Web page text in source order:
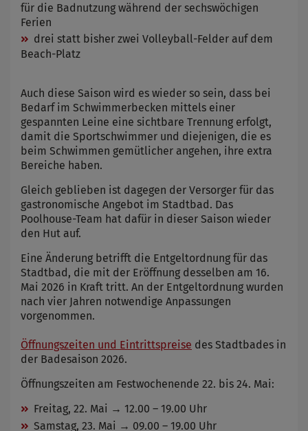
für die Badnutzung während der sechswöchigen
Ferien
drei statt bisher zwei Volleyball-Felder auf dem
Beach-Platz
Auch diese Saison wird es wieder so sein, dass bei
Bedarf im Schwimmerbecken mittels einer
gespannten Leine eine sichtbare Trennung erfolgt,
damit die Sportschwimmer und diejenigen, die es
beim Schwimmen gemütlicher angehen, ihre extra
Bereiche haben.
Gleich geblieben ist dagegen der Versorger für das
gastronomische Angebot im Stadtbad. Das
Poolhouse-Team hat dafür in dieser Saison wieder
den Hut auf.
Eine Änderung betrifft die Entgeltordnung für das
Stadtbad, die mit der Eröffnung desselben am 16.
Mai 2026 in Kraft tritt. An der Entgeltordnung wurden
nach vier Jahren notwendige Anpassungen
vorgenommen.
Öffnungszeiten und Eintrittspreise des Stadtbades in
der Badesaison 2026.
Öffnungszeiten am Festwochenende 22. bis 24. Mai:
Freitag, 22. Mai → 12.00 – 19.00 Uhr
Samstag, 23. Mai → 09.00 – 19.00 Uhr